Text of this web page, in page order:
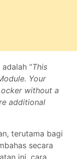
“This
Your
without a
additional
terutama bagi
secara